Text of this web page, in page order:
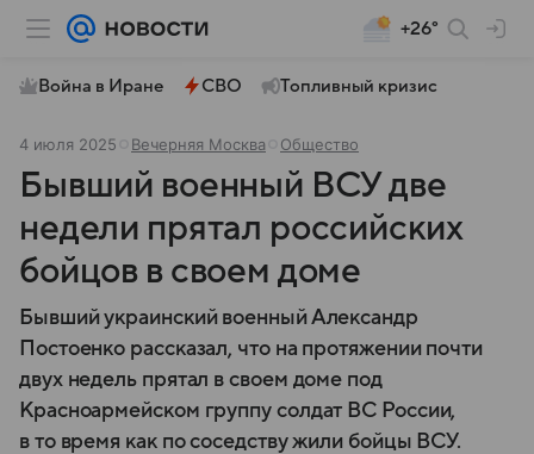
+26°
Война в Иране СВО Топливный кризис
4 июля 2025 Вечерняя Москва Общество
Бывший военный ВСУ две
недели прятал российских
бойцов в своем доме
Бывший украинский военный Александр
Постоенко рассказал, что на протяжении почти
двух недель прятал в своем доме под
Красноармейском группу солдат ВС России,
в то время как по соседству жили бойцы ВСУ.